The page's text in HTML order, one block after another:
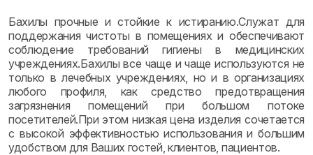
Бахилы прочные и стойкие к истиранию.Служат для
поддержания чистоты в помещениях и обеспечивают
соблюдение требований гигиены в медицинских
учреждениях.Бахилы все чаще и чаще используются не
только в лечебных учреждениях, но и в организациях
любого профиля, как средство предотвращения
загрязнения помещений при большом потоке
посетителей.При этом низкая цена изделия сочетается
с высокой эффективностью использования и большим
удобством для Ваших гостей, клиентов, пациентов.